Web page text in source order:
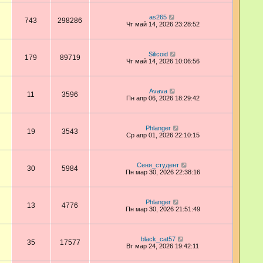
743 298286
as265
Чт май 14, 2026 23:28:52
179 89719
Silicoid
Чт май 14, 2026 10:06:56
11 3596
Avava
Пн апр 06, 2026 18:29:42
19 3543
Phlanger
Ср апр 01, 2026 22:10:15
30 5984
Сеня_студент
Пн мар 30, 2026 22:38:16
13 4776
Phlanger
Пн мар 30, 2026 21:51:49
35 17577
black_cat57
Вт мар 24, 2026 19:42:11